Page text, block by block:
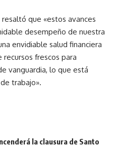
que «estos avances
desempeño de nuestra
envidiable salud financiera
frescos para
vanguardia, lo que está
trabajo».
la clausura de Santo